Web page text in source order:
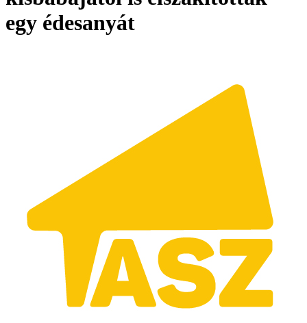
egy édesanyát